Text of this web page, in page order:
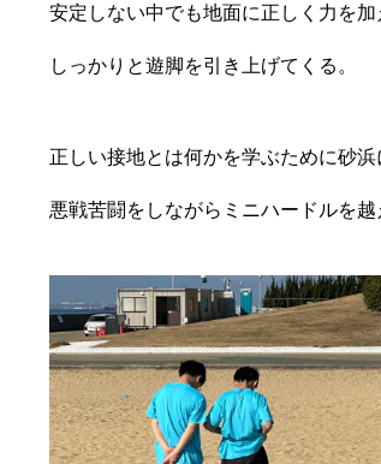
援する
RIXPERTとは お知らせ サービス一覧
岐阜の陸上を応援！
RIXPERTを支援する
安定しない中でも地面に正しく力を加
しっかりと遊脚を引き上げてくる。
正しい接地とは何かを学ぶために砂
悪戦苦闘をしながらミニハードルを越